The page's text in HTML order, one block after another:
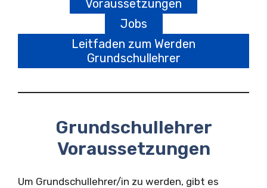
Voraussetzungen
Jobs
Leitfaden zum Werden
Grundschullehrer
Grundschullehrer
Voraussetzungen
Um Grundschullehrer/in zu werden, gibt es